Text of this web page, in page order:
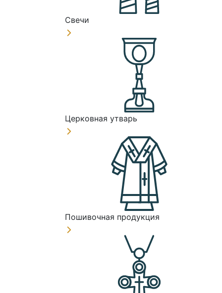
Свечи
Церковная утварь
Пошивочная продукция